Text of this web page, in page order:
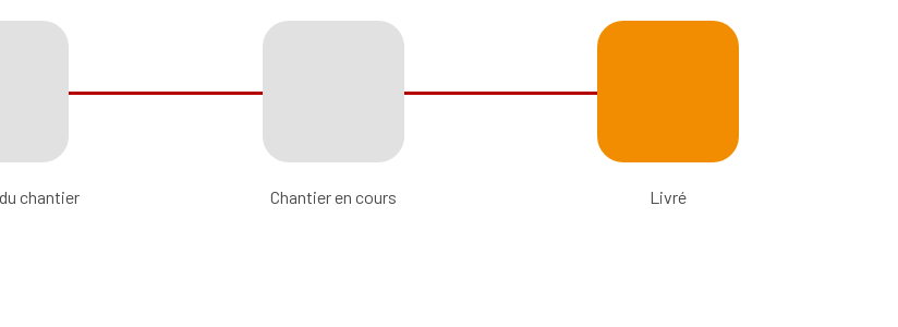
chantier Chantier en cours Livré